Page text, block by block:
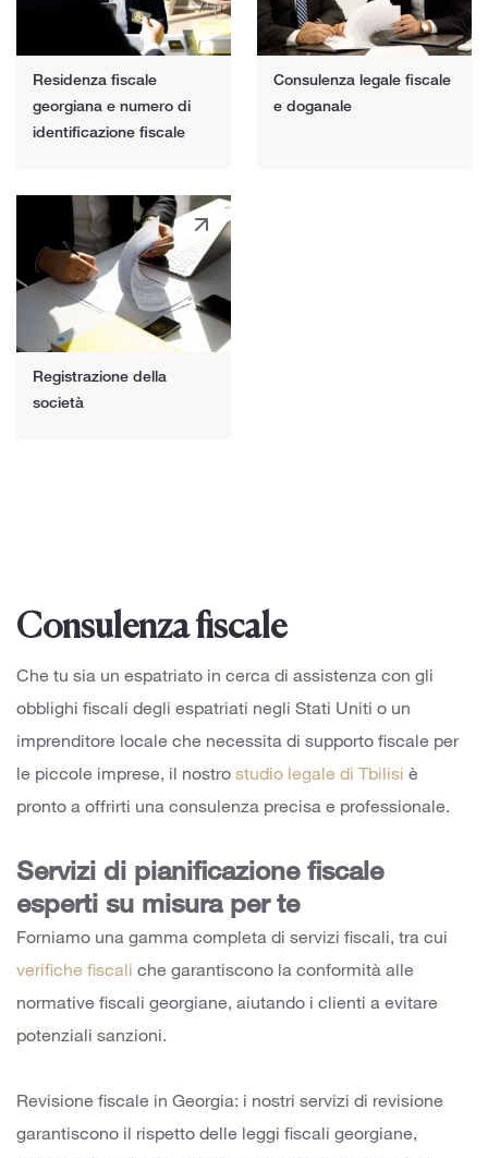
Residenza fiscale
georgiana e numero di
identificazione fiscale
Consulenza legale fiscale
e doganale
Registrazione della
società
Consulenza fiscale
Che tu sia un espatriato in cerca di assistenza con gli
obblighi fiscali degli espatriati negli Stati Uniti o un
imprenditore locale che necessita di supporto fiscale per
le piccole imprese, il nostro studio legale di Tbilisi è
pronto a offrirti una consulenza precisa e professionale.
Servizi di pianificazione fiscale
esperti su misura per te
Forniamo una gamma completa di servizi fiscali, tra cui
verifiche fiscali che garantiscono la conformità alle
normative fiscali georgiane, aiutando i clienti a evitare
potenziali sanzioni.
Revisione fiscale in Georgia: i nostri servizi di revisione
garantiscono il rispetto delle leggi fiscali georgiane,